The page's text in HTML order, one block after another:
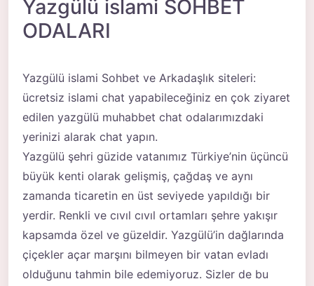
Yazgülü islami SOHBET
ODALARI
Yazgülü islami Sohbet ve Arkadaşlık siteleri:
ücretsiz islami chat yapabileceğiniz en çok ziyaret
edilen yazgülü muhabbet chat odalarımızdaki
yerinizi alarak chat yapın.
Yazgülü şehri güzide vatanımız Türkiye’nin üçüncü
büyük kenti olarak gelişmiş, çağdaş ve aynı
zamanda ticaretin en üst seviyede yapıldığı bir
yerdir. Renkli ve cıvıl cıvıl ortamları şehre yakışır
kapsamda özel ve güzeldir. Yazgülü’in dağlarında
çiçekler açar marşını bilmeyen bir vatan evladı
olduğunu tahmin bile edemiyoruz. Sizler de bu